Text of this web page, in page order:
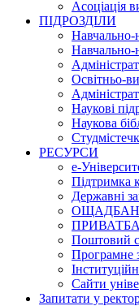
Асоціація
ПІДРОЗДІЛИ
Навчально-
Навчально-
Освітньо-
Наукові
Наукова
РЕСУРСИ
е-
Підтримка
Державні
Поштовий
Програмне
Сайти
Запитати у